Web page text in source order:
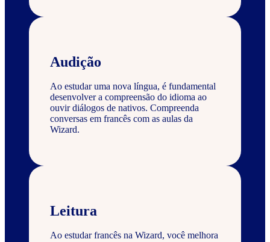
Audição
Ao estudar uma nova língua, é fundamental
desenvolver a compreensão do idioma ao
ouvir diálogos de nativos. Compreenda
conversas em francês com as aulas da
Wizard.
Leitura
Ao estudar francês na Wizard, você melhora